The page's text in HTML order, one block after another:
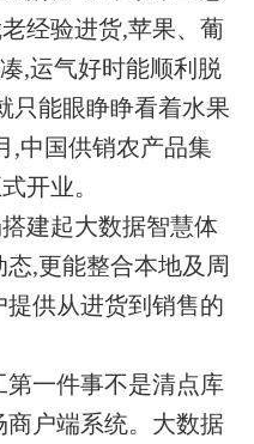
经验进货,苹果、葡
,运气好时能顺利脱
只能眼睁睁看着水果
,中国供销农产品集
开业。
建起大数据智慧体
,更能整合本地及周
供从进货到销售的
一件事不是清点库
户端系统。大数据